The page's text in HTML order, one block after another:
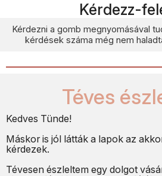
Kérdezz-
Kérdezni a gomb megnyomásával
kérdések száma még nem
Téves
Kedves Tünde!
Máskor is jól látták a lapok az
kérdezek.
Tévesen észleltem egy dolgot